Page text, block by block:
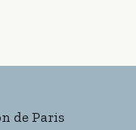
de Paris